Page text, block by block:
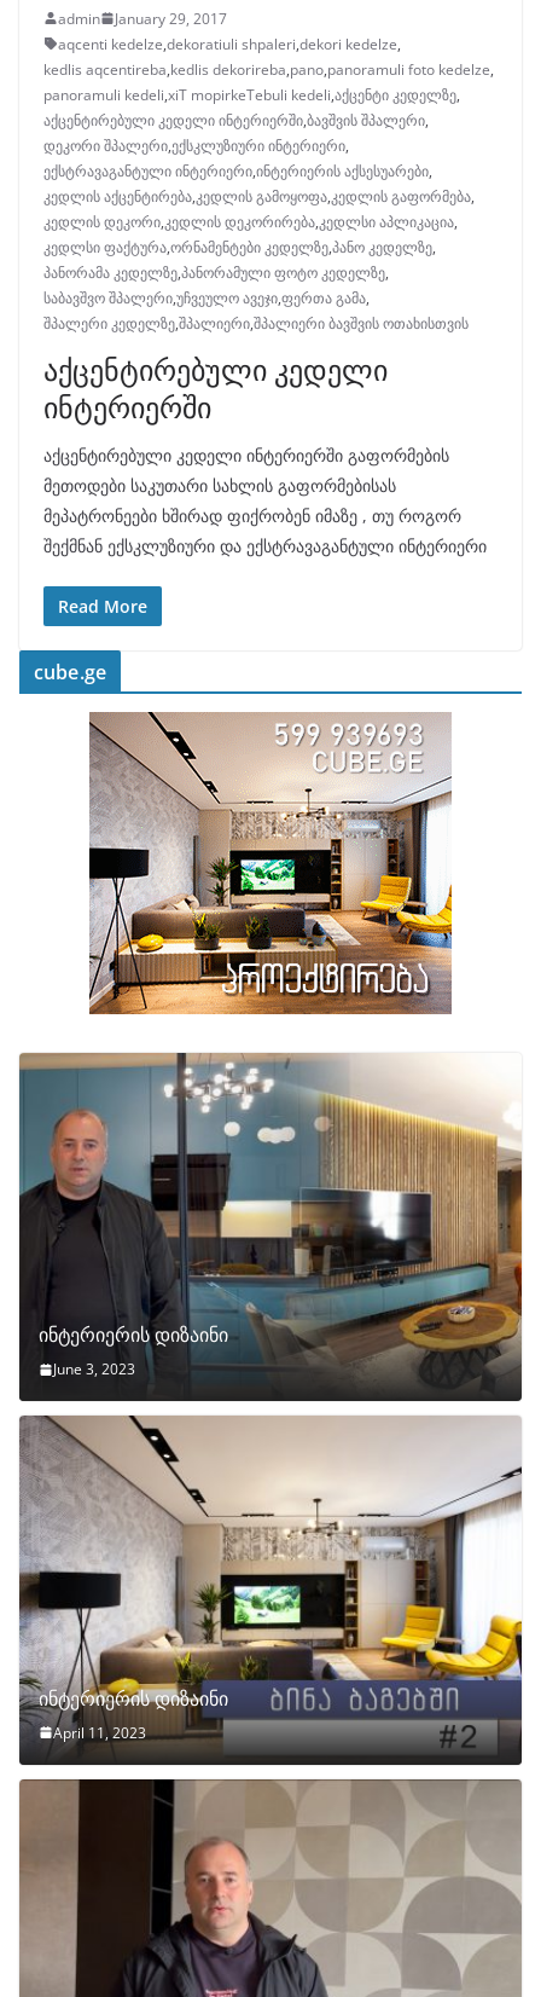
admin
January 29, 2017
aqcenti kedelze,dekoratiuli shpaleri,dekori kedelze,
kedlis aqcentireba,kedlis dekorireba,pano,panoramuli foto kedelze,
panoramuli kedeli,xiT mopirkeTebuli kedeli,აქცენტი კედელზე,
აქცენტირებული კედელი ინტერიერში,ბავშვის შპალერი,
დეკორი შპალერი,ექსკლუზიური ინტერიერი,
ექსტრავაგანტული ინტერიერი,ინტერიერის აქსესუარები,
კედლის აქცენტირება,კედლის გამოყოფა,კედლის გაფორმება,
კედლის დეკორი,კედლის დეკორირება,კედლსი აპლიკაცია,
კედლსი ფაქტურა,ორნამენტები კედელზე,პანო კედელზე,
პანორამა კედელზე,პანორამული ფოტო კედელზე,
საბავშვო შპალერი,უჩვეულო ავეჯი,ფერთა გამა,
შპალერი კედელზე,შპალიერი,შპალიერი ბავშვის ოთახისთვის
აქცენტირებული კედელი
ინტერიერში
აქცენტირებული კედელი ინტერიერში გაფორმების
მეთოდები საკუთარი სახლის გაფორმებისას
მეპატრონეები ხშირად ფიქრობენ იმაზე , თუ როგორ
შექმნან ექსკლუზიური და ექსტრავაგანტული ინტერიერი
Read More
cube.ge
ინტერიერის დიზაინი
June 3, 2023
ინტერიერის დიზაინი
April 11, 2023